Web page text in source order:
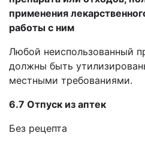
применения
работы с ним
Любой неиспользованный
должны быть
местными требованиями.
6.7 Отпуск из аптек
Без рецепта